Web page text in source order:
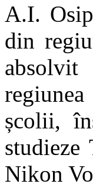
A.I.
din
școlii,
studieze
Nikon